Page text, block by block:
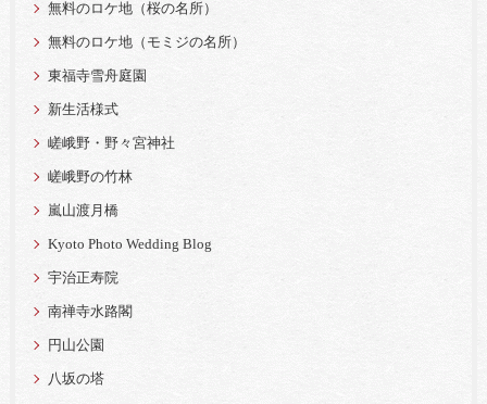
無料のロケ地（桜の名所）
無料のロケ地（モミジの名所）
東福寺雪舟庭園
新生活様式
嵯峨野・野々宮神社
嵯峨野の竹林
嵐山渡月橋
Kyoto Photo Wedding Blog
宇治正寿院
南禅寺水路閣
円山公園
八坂の塔